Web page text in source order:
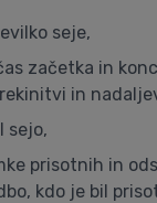
seje,
začetka in
in
sejo,
prisotnih in
kdo je bil